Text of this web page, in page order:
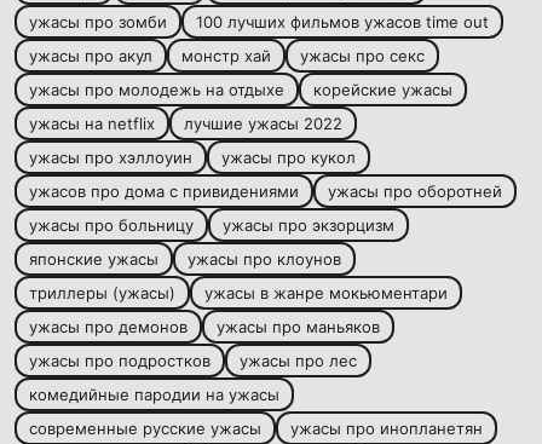
ужасы про зомби
100 лучших фильмов ужасов time out
ужасы про акул
монстр хай
ужасы про секс
ужасы про молодежь на отдыхе
корейские ужасы
ужасы на netflix
лучшие ужасы 2022
ужасы про хэллоуин
ужасы про кукол
ужасов про дома с привидениями
ужасы про оборотней
ужасы про больницу
ужасы про экзорцизм
японские ужасы
ужасы про клоунов
триллеры (ужасы)
ужасы в жанре мокьюментари
ужасы про демонов
ужасы про маньяков
ужасы про подростков
ужасы про лес
комедийные пародии на ужасы
современные русские ужасы
ужасы про инопланетян